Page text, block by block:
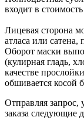
входит в
Лицевая сторона
атласа или
Оборот маски
(кулирная гладь,
качестве
обшивается косой
Отправляя
заказа следующие